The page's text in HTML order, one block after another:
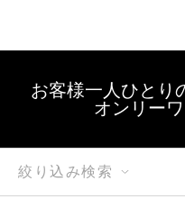
お客様一人ひとり
オンリー
絞り込み検索